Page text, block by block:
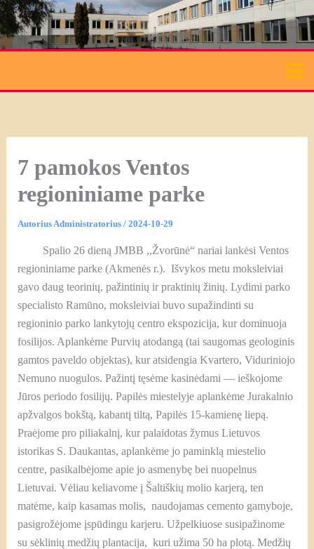
Pereiti
prie
turinio
7 pamokos Ventos
regioniniame parke
AutoriusAdministratorius / 2024-10-29
Spalio 26 dieną JMBB ,,Žvorūnė“ nariai lankėsi Ventos
regioniniame parke (Akmenės r.). Išvykos metu moksleiviai
gavo daug teorinių, pažintinių ir praktinių žinių. Lydimi parko
specialisto Ramūno, moksleiviai buvo supažindinti su
regioninio parko lankytojų centro ekspozicija, kur dominuoja
fosilijos. Aplankėme Purvių atodangą (tai saugomas geologinis
gamtos paveldo objektas), kur atsidengia Kvartero, Viduriniojo
Nemuno nuogulos. Pažintį tęsėme kasinėdami — ieškojome
Jūros periodo fosilijų. Papilės miestelyje aplankėme Jurakalnio
apžvalgos bokštą, kabantį tiltą, Papilės 15-kamienę liepą.
Praėjome pro piliakalnį, kur palaidotas žymus Lietuvos
istorikas S. Daukantas, aplankėme jo paminklą miestelio
centre, pasikalbėjome apie jo asmenybę bei nuopelnus
Lietuvai. Vėliau keliavome į Šaltiškių molio karjerą, ten
matėme, kaip kasamas molis, naudojamas cemento gamyboje,
pasigrožėjome įspūdingu karjeru. Užpelkiuose susipažinome
su sėklinių medžių plantacija, kuri užima 50 ha plotą. Medžių